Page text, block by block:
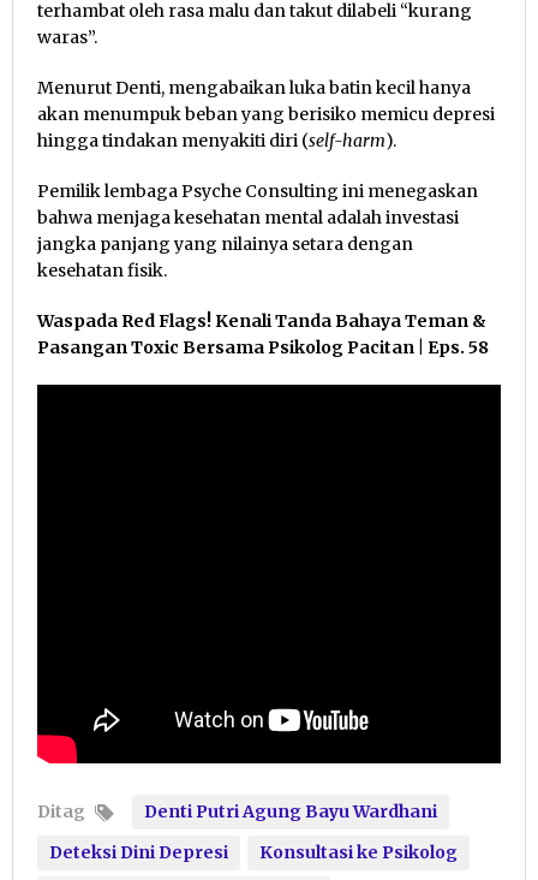
terhambat oleh rasa malu dan takut dilabeli “kurang
waras”.
Menurut Denti, mengabaikan luka batin kecil hanya
akan menumpuk beban yang berisiko memicu depresi
hingga tindakan menyakiti diri (self-harm).
Pemilik lembaga Psyche Consulting ini menegaskan
bahwa menjaga kesehatan mental adalah investasi
jangka panjang yang nilainya setara dengan
kesehatan fisik.
Waspada Red Flags! Kenali Tanda Bahaya Teman &
Pasangan Toxic Bersama Psikolog Pacitan | Eps. 58
Ditag
Denti Putri Agung Bayu Wardhani
Deteksi Dini Depresi
Konsultasi ke Psikolog